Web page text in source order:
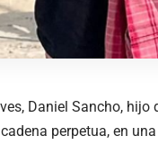
Daniel Sancho,
perpetua, en